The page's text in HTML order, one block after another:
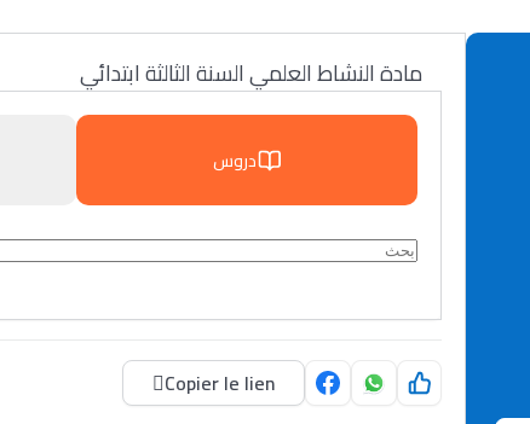
مادة النشاط العلمي السنة الثالثة ابتدائي
دروس
Copier le lien